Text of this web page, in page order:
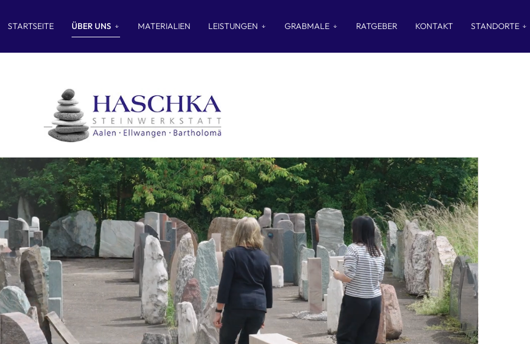
STARTSEITE ÜBER UNS MATERIALIEN LEISTUNGEN GRABMALE RATGEBER KONTAKT STANDORTE